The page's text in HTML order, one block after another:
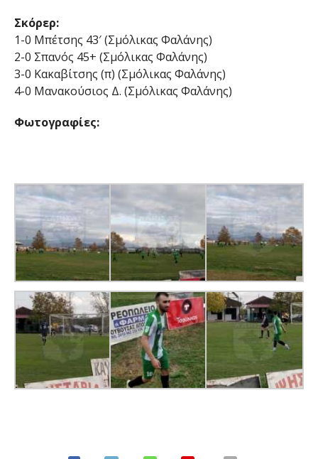
Σκόρερ:
1-0 Μπέτσης 43′ (Σμόλικας Φαλάνης)
2-0 Σπανός 45+ (Σμόλικας Φαλάνης)
3-0 Κακαβίτσης (π) (Σμόλικας Φαλάνης)
4-0 Μανακούσιος Δ. (Σμόλικας Φαλάνης)
Φωτογραφίες: